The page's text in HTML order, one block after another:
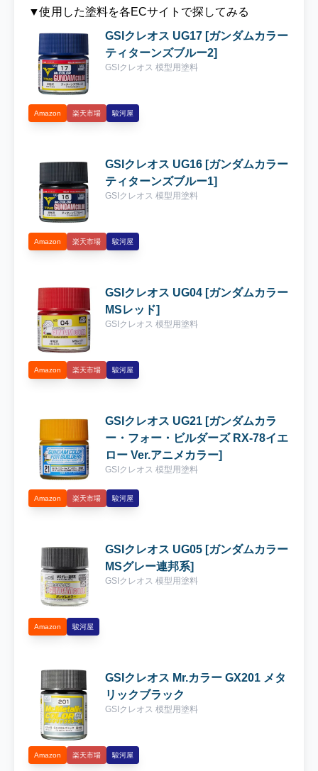
ー ティターンズブルー2] (ダークブルー)頭
ーマーの四角部分・脚部・アンクルカバー・
足の甲・シールド外側②UG16 [ガンダムカラ
ー ティターンズブルー1] (黒)頭部の額部分・
胸部・腰部・スリッパ・シールド内側
③UG04 [ガンダムカラー MSレッド] (赤)肩＆
ー・ビルダーズ RX-78イエロー Ver.アニメカ
ラー (黄色)襟横と黄色のインテーク⑤UG05
ガンダムカラー MSグレー連邦系 (グレー)関
節部分⑥GX201 [GXメタルブラック Mr.メタ
ル・バックパック ▼使用した塗料を各ECサ
ル部分の赤い箇所は筆塗りで塗分けました！
『ティターンズブルー1』と『『ティターン
ズブルー2』』のパーツです。シンプルなカ
ラー配置なのでマスキングはせず塗装できま
した☆彡 差しい色として使われる赤と黄色も
パーツ数は少なかったですがエアブラシで塗
で、各部位ごとに組んでみました♪写真の状
態からパーツごとに水転写式デカールを貼っ
ていく作業を行っていきます！ 最後にパーツ
を組立てて水転写式デカールを貼り、クレオ
スさんの「Mr.スーパークリアー つや消しス
プレー」を拭いて『ジム・カスタム ティター
プレイでジオラマ撮影をしました(*^^)v 白い
スクリーンを背景に正面から撮影を♪ジム・
クゥエルではありませんよ(^^♪ 次は背面から
撮影を♪今回もバーニアの内側もしっかり塗
分けをしてます！ アングルを右側にフォーカ
スして撮影しました！ジム・カスタムのライ
けないんですよね(^^♪これって18メートル級
の機体には扱いづらいデザインですがあまり
気にしないことにしますw 地球連邦軍系の水
転写デカールを貼り、ディテールアップを行
いました☆連邦系のデカール『ガンダムデカ
ールNo.30 HGUC 1/144 地球連邦軍MS用1』
▼使用した塗料を各ECサイトで探してみる
GSIクレオス UG17 [ガンダムカラー
ティターンズブルー2]
GSIクレオス 模型用塗料
Amazon 楽天市場 駿河屋
GSIクレオス UG16 [ガンダムカラー
ティターンズブルー1]
GSIクレオス 模型用塗料
Amazon 楽天市場 駿河屋
GSIクレオス UG04 [ガンダムカラー
MSレッド]
GSIクレオス 模型用塗料
Amazon 楽天市場 駿河屋
GSIクレオス UG21 [ガンダムカラ
ー・フォー・ビルダーズ RX-78イエ
ロー Ver.アニメカラー]
GSIクレオス 模型用塗料
Amazon 楽天市場 駿河屋
GSIクレオス UG05 [ガンダムカラー
MSグレー連邦系]
GSIクレオス 模型用塗料
Amazon 駿河屋
GSIクレオス Mr.カラー GX201 メタ
リックブラック
GSIクレオス 模型用塗料
Amazon 楽天市場 駿河屋